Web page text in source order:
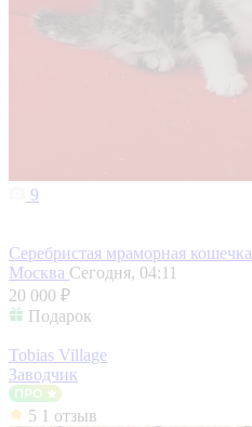
9
Серебристая мраморная кошечка
Москва Сегодня, 04:11
20 000 ₽
Подарок
Tobias Village
Заводчик
5 1 отзыв